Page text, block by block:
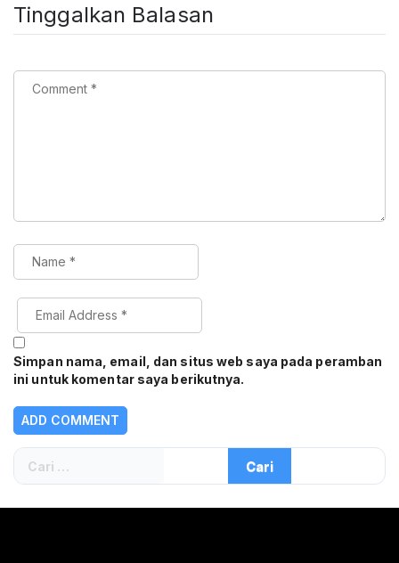
Tinggalkan Balasan
Simpan nama, email, dan situs web saya pada peramban
ini untuk komentar saya berikutnya.
Cari
untuk: